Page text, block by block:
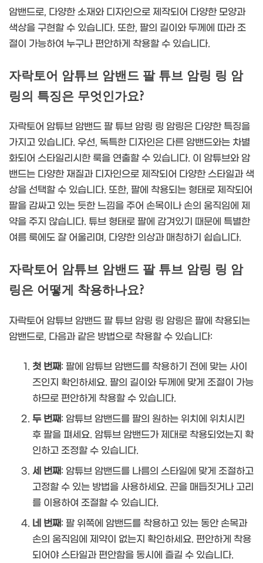
암밴드로, 다양한 소재와 디자인으로 제작되어 다양한 모양과
색상을 구현할 수 있습니다. 또한, 팔의 길이와 두께에 따라 조
절이 가능하여 누구나 편안하게 착용할 수 있습니다.
자락토어 암튜브 암밴드 팔 튜브 암링 링 암
링의 특징은 무엇인가요?
자락토어 암튜브 암밴드 팔 튜브 암링 링 암링은 다양한 특징을
가지고 있습니다. 우선, 독특한 디자인은 다른 암밴드와는 차별
화되어 스타일리시한 룩을 연출할 수 있습니다. 이 암튜브와 암
밴드는 다양한 재질과 디자인으로 제작되어 다양한 스타일과 색
상을 선택할 수 있습니다. 또한, 팔에 착용되는 형태로 제작되어
팔을 감싸고 있는 듯한 느낌을 주어 손목이나 손의 움직임에 제
약을 주지 않습니다. 튜브 형태로 팔에 감겨있기 때문에 특별한
여름 룩에도 잘 어울리며, 다양한 의상과 매칭하기 쉽습니다.
자락토어 암튜브 암밴드 팔 튜브 암링 링 암
링은 어떻게 착용하나요?
자락토어 암튜브 암밴드 팔 튜브 암링 링 암링은 팔에 착용되는
암밴드로, 다음과 같은 방법으로 착용할 수 있습니다:
첫 번째: 팔에 암튜브 암밴드를 착용하기 전에 맞는 사이
즈인지 확인하세요. 팔의 길이와 두께에 맞게 조절이 가능
하므로 편안하게 착용할 수 있습니다.
두 번째: 암튜브 암밴드를 팔의 원하는 위치에 위치시킨
후 팔을 펴세요. 암튜브 암밴드가 제대로 착용되었는지 확
인하고 조정할 수 있습니다.
세 번째: 암튜브 암밴드를 나름의 스타일에 맞게 조절하고
고정할 수 있는 방법을 사용하세요. 끈을 매듭짓거나 고리
를 이용하여 조절할 수 있습니다.
네 번째: 팔 위쪽에 암밴드를 착용하고 있는 동안 손목과
손의 움직임에 제약이 없는지 확인하세요. 편안하게 착용
되어야 스타일과 편안함을 동시에 즐길 수 있습니다.